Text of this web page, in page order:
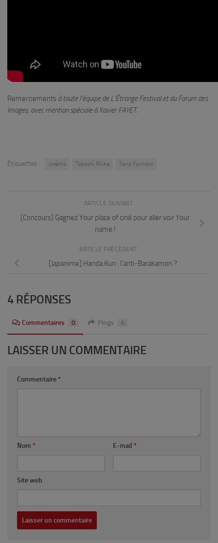
Remerciements à toute l’équipe de L’Étrange Festival et du Forum des
Images, avec mention spéciale à Xavier FAYET.
Étiquettes : cinéma Takashi Miike Terra Formars
ARTICLE SUIVANT
[Concours] Gagnez Your place of ciné pour aller voir Your
name !
ARTICLE PRÉCÉDENT
[Japanime] Handa Kun : l’anti-Barakamon ?
4 RÉPONSES
Commentaires 0 Pings 4
LAISSER UN COMMENTAIRE
Commentaire *
Nom * E-mail *
Site web